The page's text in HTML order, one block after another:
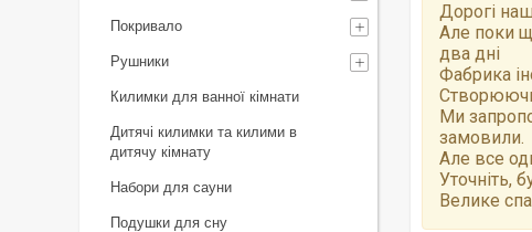
Дорогі
Але поки
два дні
Фабрика
Ми
замовили.
Але все
Уточніть,
Велике
Покривало
Рушники
Килимки для ванної кімнати
Дитячі килимки та килими в
дитячу кімнату
Набори для сауни
Подушки для сну